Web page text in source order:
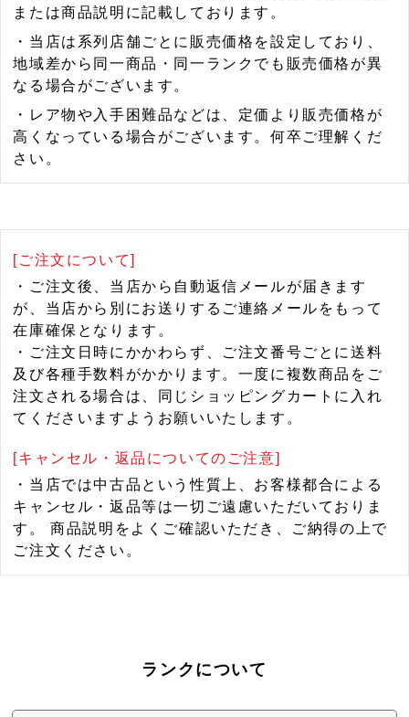
または商品説明に記載しております。
・当店は系列店舗ごとに販売価格を設定しており、
地域差から同一商品・同一ランクでも販売価格が異
なる場合がございます。
・レア物や入手困難品などは、定価より販売価格が
高くなっている場合がございます。何卒ご理解くだ
さい。
[ご注文について]
・ご注文後、当店から自動返信メールが届きます
が、当店から別にお送りするご連絡メールをもって
在庫確保となります。
・ご注文日時にかかわらず、ご注文番号ごとに送料
及び各種手数料がかかります。一度に複数商品をご
注文される場合は、同じショッピングカートに入れ
てくださいますようお願いいたします。
[キャンセル・返品についてのご注意]
・当店では中古品という性質上、お客様都合による
キャンセル・返品等は一切ご遠慮いただいておりま
す。 商品説明をよくご確認いただき、ご納得の上で
ご注文ください。
ランクについて